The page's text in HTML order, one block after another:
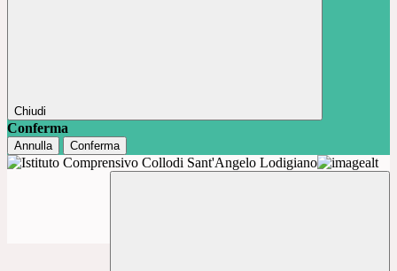
Chiudi
Conferma
Annulla Conferma